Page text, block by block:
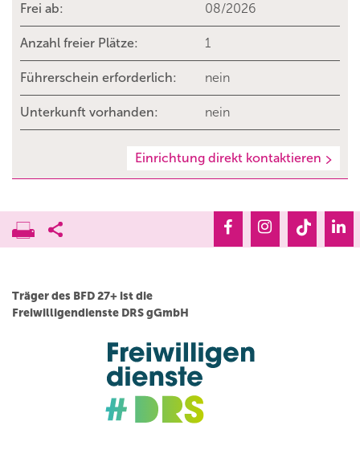
Frei ab: 08/2026
Anzahl freier Plätze: 1
Führerschein erforderlich: nein
Unterkunft vorhanden: nein
Einrichtung direkt kontaktieren
Träger des BFD 27+ ist die
Freiwilligendienste DRS gGmbH